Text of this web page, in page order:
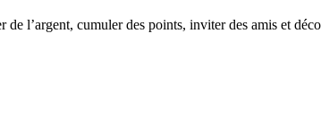
l’argent, cumuler des points, inviter des amis et